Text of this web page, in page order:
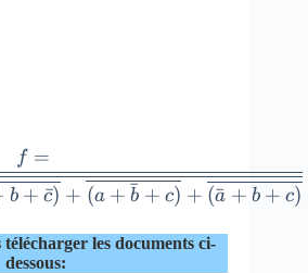
f=\overline
{ \overline
{ \overline
{ (a+b+c)
}
f =
b + c
ˉ) + (a + b
ˉ + c) + (a
ˉ + b + c)
les documents ci-
dessous: